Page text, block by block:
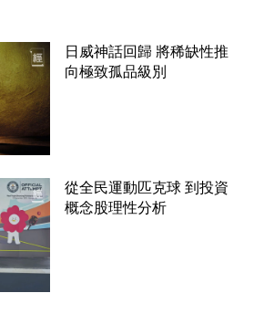
日威神話回歸 將稀缺性推
向極致孤品級別
從全民運動匹克球 到投資
概念股理性分析